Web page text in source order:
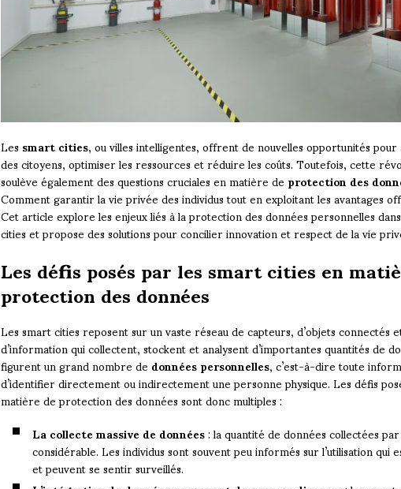
Lessmart cities, ou villes intelligentes, offrent de nouvelles opportunités
des citoyens, optimiser les ressources et réduire les coûts. Toutefois, cette
soulève également des questions cruciales en matière deprotection des
Comment garantir la vie privée des individus tout en exploitant les avantages
Cet article explore les enjeux liés à la protection des données personnelles
cities et propose des solutions pour concilier innovation et respect de la vie
Les défis posés par les smart cities en
protection des données
Les smart cities reposent sur un vaste réseau de capteurs, d’objets connectés
d’information qui collectent, stockent et analysent d’importantes quantités de
figurent un grand nombre dedonnées personnelles, c’est-à-dire toute
d’identifier directement ou indirectement une personne physique. Les défis
matière de protection des données sont donc multiples :
La collecte massive de données: la quantité de données collectées
considérable. Les individus sont souvent peu informés sur l’utilisation qui
et peuvent se sentir surveillés.